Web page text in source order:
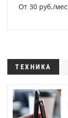
От 30 руб./
ТЕХНИКА